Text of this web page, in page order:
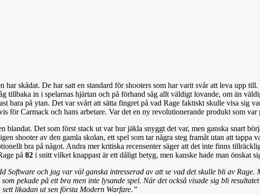
har skådat. De har satt en standard för shooters som har varit svår att leva upp
tillbaka in i spelarnas hjärtan och på förhand såg allt väldigt lovande, om än
bara på ytan. Det var svårt att sätta fingret på vad Rage faktiskt skulle visa sig
Carmack och hans arbetare. Var det en ny revolutionerande produkt som
Det som först stack ut var hur jäkla snyggt det var, men ganska snart
shooter av den gamla skolan, ett spel som tar några steg framåt utan att tappa
bra på något. Andra mer kritiska recensenter säger att det inte finns
på 82 i snitt vilket knappast är ett dåligt betyg, men kanske hade man önskat
Software och jag var väl ganska intresserad av att se vad det skulle bli av
pekade på ett bra men inte lysande spel. När det också visade sig bli
likadan ut sen första Modern Warfare.”